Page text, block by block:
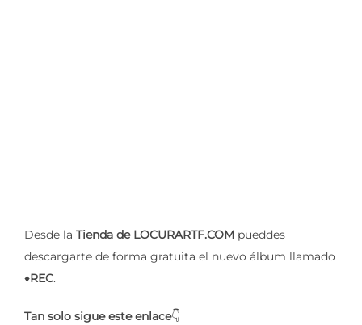
Desde la Tienda de LOCURARTF.COM pueddes
descargarte de forma gratuita el nuevo álbum llamado
♦️REC.
Tan solo sigue este enlace👇